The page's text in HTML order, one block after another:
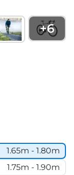
+6
1.65m - 1.80m
1.75m - 1.90m